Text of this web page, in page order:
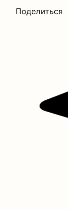
Поделиться